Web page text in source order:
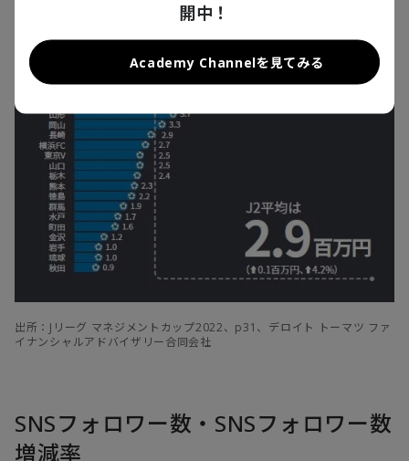
出所：Jリーグ マネジメントカップ2022、p31、デロイト トーマツ ファ
イナンシャルアドバイザリー合同会社
SNSフォロワー数・SNSフォロワー数
増減率
開中！
Academy Channelを見てみる